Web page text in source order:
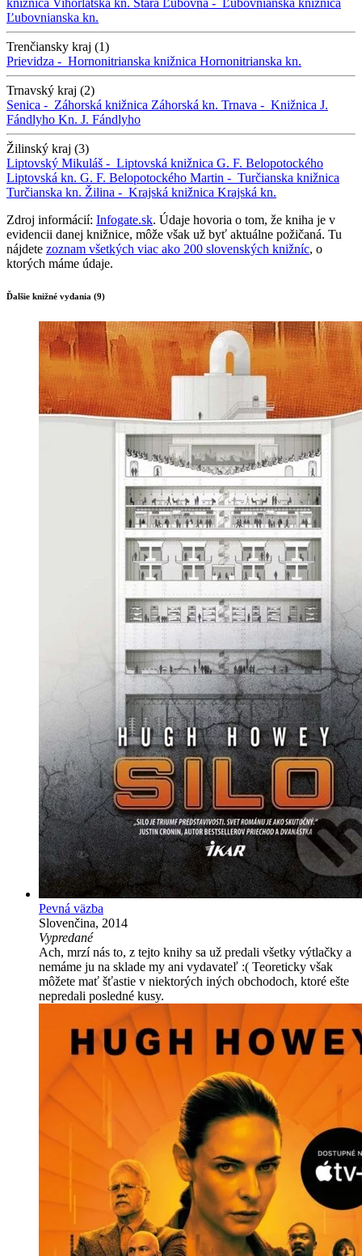
knižnica Vihorlatská kn. Stará Ľubovňa -
Ľubovnianska knižnica
Ľubovnianska kn.
Trenčiansky kraj (1)
Prievidza - Hornonitrianska knižnica Hornonitrianska kn.
Trnavský kraj (2)
Senica - Záhorská knižnica Záhorská kn. Trnava - Knižnica J.
Fándlyho Kn. J. Fándlyho
Žilinský kraj (3)
Liptovský Mikuláš - Liptovská knižnica G. F. Belopotockého
Liptovská kn. G. F. Belopotockého Martin - Turčianska knižnica
Turčianska kn. Žilina - Krajská knižnica Krajská kn.
Zdroj informácií: Infogate.sk. Údaje hovoria o tom, že kniha je v
evidencii danej knižnice, môže však už byť aktuálne požičaná. Tu
nájdete zoznam všetkých viac ako 200 slovenských knižníc, o
ktorých máme údaje.
Ďalšie knižné vydania (9)
Pevná väzba
Slovenčina, 2014
Vypredané
Ach, mrzí nás to, z tejto knihy sa už predali všetky výtlačky a
nemáme ju na sklade my ani vydavateľ :( Teoreticky však
môžete mať šťastie v niektorých iných obchodoch, ktoré ešte
nepredali posledné kusy.